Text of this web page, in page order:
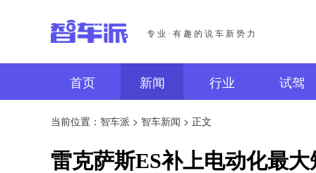
专业·有趣的说车新势力
首页 新闻 行业 试驾
当前位置： 智车派 > 智车新闻 > 正文
雷克萨斯ES补上电动化最